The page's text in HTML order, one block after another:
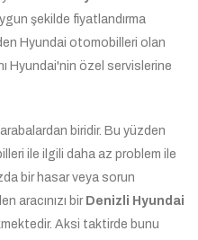
şekilde fiyatlandırma
Hyundai otomobilleri olan
Hyundai'nin özel servislerine
biridir. Bu yüzden
ile ilgili daha az problem ile
bir hasar veya sorun
aracınızı bir Denizli Hyundai
Aksi taktirde bunu